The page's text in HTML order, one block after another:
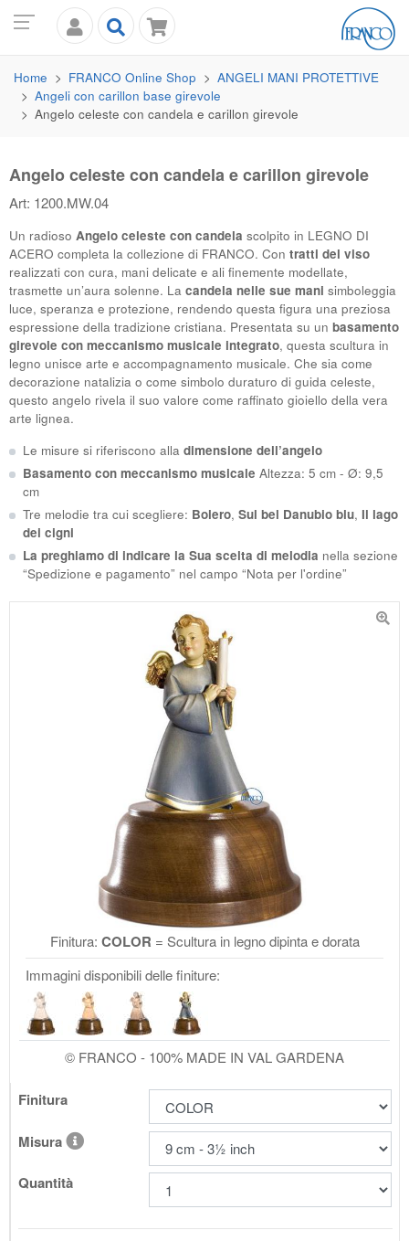
Home FRANCO Online Shop
ANGELI MANI PROTETTIVE
Angeli con carillon base girevole
Angelo celeste con candela e carillon girevole
Angelo celeste con candela e carillon girevole
Art: 1200.MW.04
Un radioso Angelo celeste con candela scolpito in LEGNO DI
ACERO completa la collezione di FRANCO. Con tratti del viso
realizzati con cura, mani delicate e ali finemente modellate,
trasmette un’aura solenne. La candela nelle sue mani simboleggia
luce, speranza e protezione, rendendo questa figura una preziosa
espressione della tradizione cristiana. Presentata su un basamento
girevole con meccanismo musicale integrato, questa scultura in
legno unisce arte e accompagnamento musicale. Che sia come
decorazione natalizia o come simbolo duraturo di guida celeste,
questo angelo rivela il suo valore come raffinato gioiello della vera
arte lignea.
Le misure si riferiscono alla dimensione dell’angelo
Basamento con meccanismo musicale Altezza: 5 cm - Ø: 9,5
cm
Tre melodie tra cui scegliere: Bolero, Sul bel Danubio blu, Il lago
dei cigni
La preghiamo di indicare la Sua scelta di melodia nella sezione
“Spedizione e pagamento” nel campo “Nota per l'ordine”
Finitura: COLOR = Scultura in legno dipinta e dorata
Immagini disponibili delle finiture:
© FRANCO - 100% MADE IN VAL GARDENA
Finitura
Misura
Quantità